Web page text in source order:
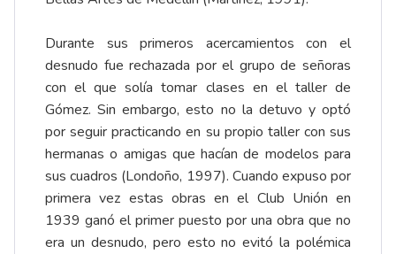
Durante sus primeros acercamientos con el
desnudo fue rechazada por el grupo de señoras
con el que solía tomar clases en el taller de
Gómez. Sin embargo, esto no la detuvo y optó
por seguir practicando en su propio taller con sus
hermanas o amigas que hacían de modelos para
sus cuadros (Londoño, 1997). Cuando expuso por
primera vez estas obras en el Club Unión en
1939 ganó el primer puesto por una obra que no
era un desnudo, pero esto no evitó la polémica